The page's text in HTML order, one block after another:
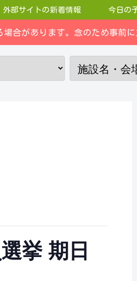
外部サイトの新着情報 今日の
合があります。念のため事前
挙 期日